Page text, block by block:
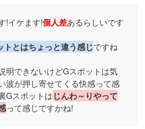
!イケます!個人差あるらしいです
トとはちょっと違う感じですね
明できないけどGスポットは気
波が押し寄せてくる快感って感
Gスポットはじんわ～りやって
って感じですかね!